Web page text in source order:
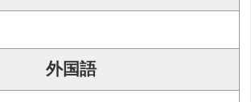
外国語